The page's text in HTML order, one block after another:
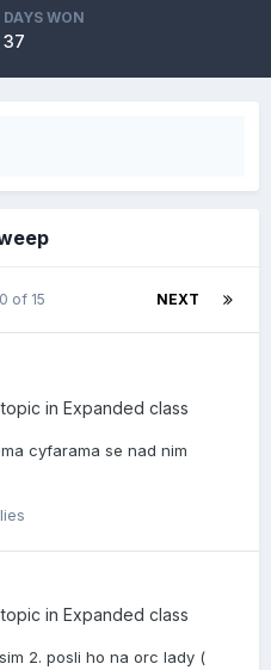
DAYS WON
37
NEXT
of 15
in Expanded class
cyfarama se nad nim
in Expanded class
2. posli ho na orc lady (